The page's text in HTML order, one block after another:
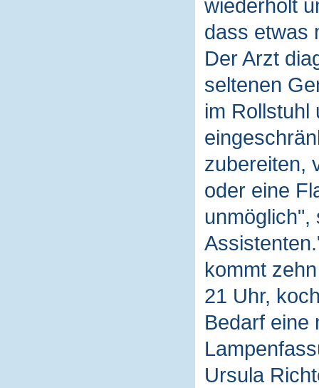
wiederholt
dass etwas
Der Arzt
seltenen
im Rollstuhl
zubereiten,
oder eine
unmöglich",
kommt
21 Uhr,
Bedarf eine
Ursula